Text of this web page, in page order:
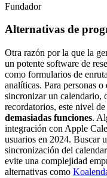
Fundador
Alternativas de
Otra razón por la que la
un potente software de
como formularios de
analíticas. Para personas
sincronizar un calendario,
recordatorios, este nivel
demasiadas funciones.
integración con Apple
usuarios en 2024. Buscar
sincronización del
evite una complejidad
alternativas como